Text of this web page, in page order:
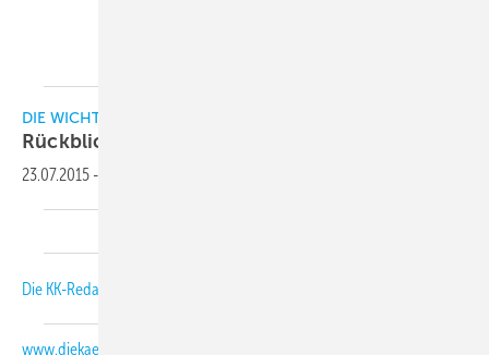
DIE WICHTIGSTEN MELDUNGEN AUS DER BRANCHE
Rückblick: Das passierte im April
23.07.2015 -
Die KK-Redaktion veröffentlicht auf
www.diekaelte.de